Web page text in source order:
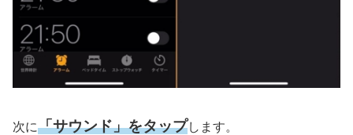
次に「サウンド」をタップします。